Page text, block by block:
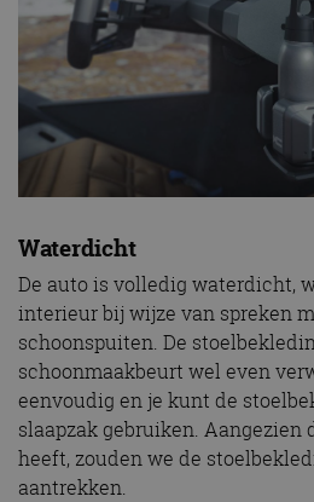
Waterdicht
De auto is volledig waterdicht,
interieur bij wijze van spreken
schoonspuiten. De
schoonmaakbeurt wel even
eenvoudig en je kunt de
slaapzak gebruiken. Aangezien
heeft, zouden we de
aantrekken.